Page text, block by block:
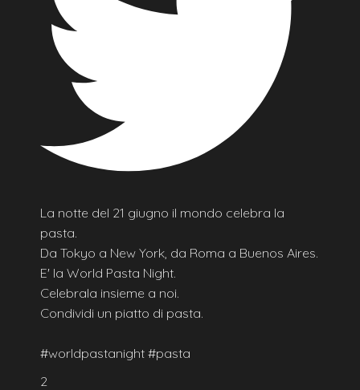
La notte del 21 giugno il mondo celebra la
pasta.
Da Tokyo a New York, da Roma a Buenos Aires.
E' la World Pasta Night.
Celebrala insieme a noi.
Condividi un piatto di pasta.
#worldpastanight #pasta
2